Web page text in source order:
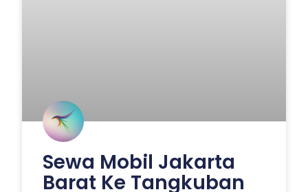
Sewa Mobil Jakarta
Barat Ke Tangkuban